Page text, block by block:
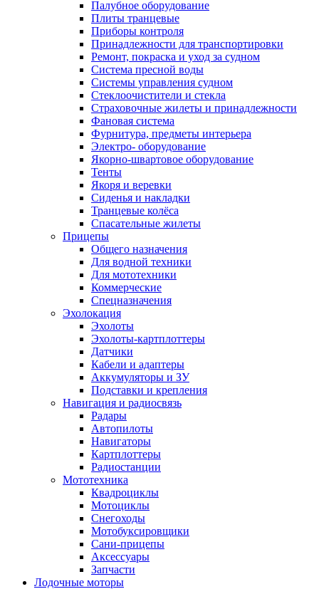
Палубное оборудование
Плиты транцевые
Приборы контроля
Принадлежности для транспортировки
Ремонт, покраска и уход за судном
Система пресной воды
Системы управления судном
Стеклоочистители и стекла
Страховочные жилеты и принадлежности
Фановая система
Фурнитура, предметы интерьера
Электро- оборудование
Якорно-швартовое оборудование
Тенты
Якоря и веревки
Сиденья и накладки
Транцевые колёса
Спасательные жилеты
Прицепы
Общего назначения
Для водной техники
Для мототехники
Коммерческие
Спецназначения
Эхолокация
Эхолоты
Эхолоты-картплоттеры
Датчики
Кабели и адаптеры
Аккумуляторы и ЗУ
Подставки и крепления
Навигация и радиосвязь
Радары
Автопилоты
Навигаторы
Картплоттеры
Радиостанции
Мототехника
Квадроциклы
Мотоциклы
Снегоходы
Мотобуксировщики
Сани-прицепы
Аксессуары
Запчасти
Лодочные моторы